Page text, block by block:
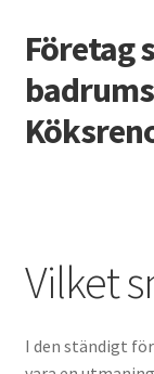
Skip
to
navigation
Skip
to
content
Företag
Grunden till ett
Renovera köket
Vilket
I den ständigt